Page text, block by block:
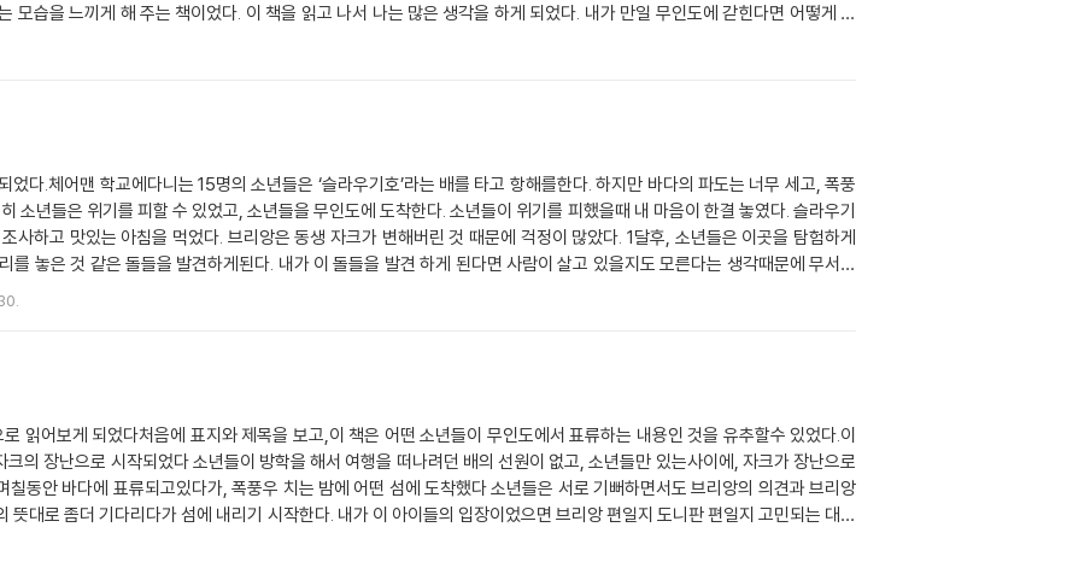
모습을 느끼게 해 주는 책이었다. 이 책을 읽고 나서 나는 많은 생각을 하게 되었다. 내가 만일 무인도에 갇힌다면 어떻게 하
면 침착하게 대처할 수 있었을거다. 친구들과 함께 집을 만들어 불을 피우고, 식량도 구해볼 거다. 그리고 구조신청을 할거
의 내가 너무 자랑스럽다. 난 브리안을 닮고 싶다. 사실 난 용감한 척을 하지만 솔직히 속으로는 너무도 소심하고 여린 소녀
기>가 실사판이라고도 생각해 보았는데 아니어서 서운했지만, 무인도에 갇힌 소년들을 생각하면 아찔한 생각이 든다. 만
같다. 이 책을 읽으면서 여태까지 안 해 본 생각도 해 보고, 귀찮음도 극복하고, 긴글도 써 보고, 새로운 경험들 투성이었다. <
다.체어맨 학교에다니는 15명의 소년들은 ‘슬라우기호’라는 배를 타고 항해를한다. 하지만 바다의 파도는 너무 세고, 폭풍
소년들은 위기를 피할 수 있었고, 소년들을 무인도에 도착한다. 소년들이 위기를 피했을때 내 마음이 한결 놓였다. 슬라우기
사하고 맛있는 아침을 먹었다. 브리앙은 동생 자크가 변해버린 것 때문에 걱정이 많았다. 1달후, 소년들은 이곳을 탐험하게
를 놓은 것 같은 돌들을 발견하게된다. 내가 이 돌들을 발견 하게 된다면 사람이 살고 있을지도 모른다는 생각때문에 무서울
속에서 자게된다. 아침이 되고 일어나 보니 그것은 덤불이 아닌 어떤 오두막이었다. 또 오두막에서 프랑스인이 살았던 흔적
책 속으로 들어가서 눈싸움을 하고 싶다는 생각이 들었다. 얼마 후에는 눈이 많이 쌓여 소년들은 프랑스인의 오두막에서 나
되자 체어맨섬은 완전히 예전모습으로 돌아왔다. 자크는 브리앙에게 자신의 비밀을 털어놓고,모코가 우연히 그 이야기를
지 몰라서 긴장할 것 같다. 모코는 그 비밀을 지키기로 했다. 그리고 2번째 대통령 선거가 시작 된다. 드니팬은 자신이 대통령
혀 실망한다. 곧 2번째 겨울이 시작된다. 8월에는 가족호에서 스케이트 대회를 열었다. 하지만 드니팬과 클로스는 사냥을 하
같이다니는 일행은 프랑스인의 오두막을 떠나고, 우연히 남자 2명이 쓰러져 있는 것을 본다. 그 사이 남은 소년들은 고든의
랑스인의 오두막으로 데려가서 먹을 것을 주고, 그녀의 이야기를 들었다. 그녀의 이름은 케이트였고, 그녀가 쓰러지기 전에
하러 갔다. 그런데 드니팬이 표범에게 잡힌 것 이다. 브리앙은 표범의 날카로운 발톱에 긁혀 피가 났지만 드니팬을 구했다. 피
이 너무 대단하다. 드니팬은 자신을 구해준 브리앙이 무척 고마웠다. 브리앙은 소년들과 커다란 연을 만들었고, 그 연을 타
읽어보게 되었다처음에 표지와 제목을 보고,이 책은 어떤 소년들이 무인도에서 표류하는 내용인 것을 유추할수 있었다.이
의 장난으로 시작되었다 소년들이 방학을 해서 여행을 떠나려던 배의 선원이 없고, 소년들만 있는사이에, 자크가 장난으로
동안 바다에 표류되고있다가, 폭풍우 치는 밤에 어떤 섬에 도착했다 소년들은 서로 기뻐하면서도 브리앙의 의견과 브리앙
대로 좀더 기다리다가 섬에 내리기 시작한다. 내가 이 아이들의 입장이었으면 브리앙 편일지 도니판 편일지 고민되는 대목
족장과 섬의 이름, 머무를 곳을 정하고, 겨울을 대비해서 식량과 여우털 등을 준비했다. 기름은 바다표범의 지방으로 구하